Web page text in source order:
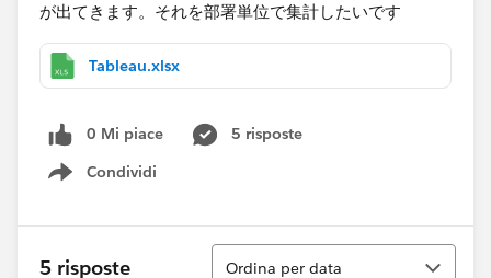
が出てきます。それを部署単位で集計したいです
Tableau.xlsx
0 Mi piace
5 risposte
Condividi
Show menu
5 risposte
Ordina
Ordina per data